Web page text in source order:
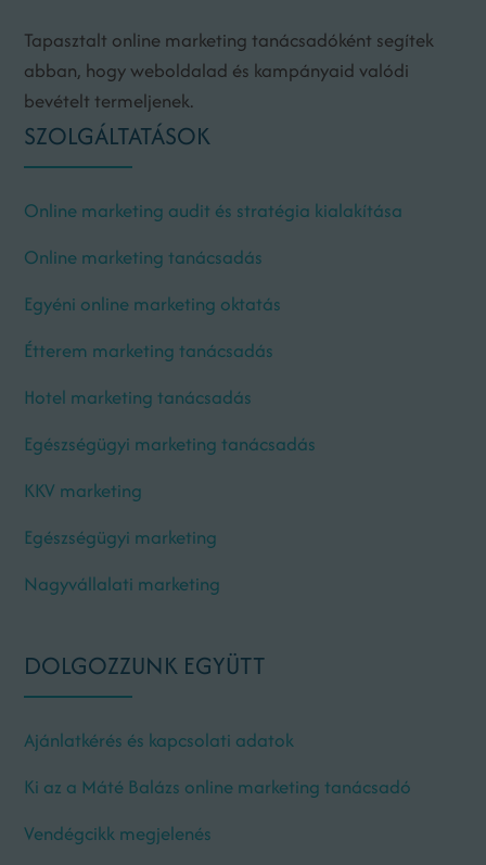
Tapasztalt online marketing tanácsadóként segítek
abban, hogy weboldalad és kampányaid valódi
bevételt termeljenek.
SZOLGÁLTATÁSOK
Online marketing audit és stratégia kialakítása
Online marketing tanácsadás
Egyéni online marketing oktatás
Étterem marketing tanácsadás
Hotel marketing tanácsadás
Egészségügyi marketing tanácsadás
KKV marketing
Egészségügyi marketing
Nagyvállalati marketing
DOLGOZZUNK EGYÜTT
Ajánlatkérés és kapcsolati adatok
Ki az a Máté Balázs online marketing tanácsadó
Vendégcikk megjelenés